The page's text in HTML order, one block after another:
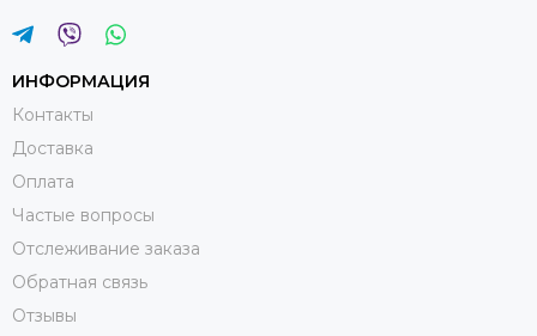
ИНФОРМАЦИЯ
Контакты
Доставка
Оплата
Частые вопросы
Отслеживание заказа
Обратная связь
Отзывы